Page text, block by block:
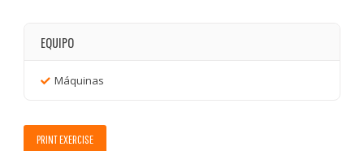
EQUIPO
Máquinas
PRINT EXERCISE